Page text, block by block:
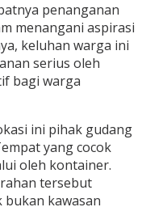
penanganan
menangani aspirasi
keluhan warga ini
serius oleh
bagi warga
ini pihak gudang
yang cocok
oleh kontainer.
tersebut
kawasan